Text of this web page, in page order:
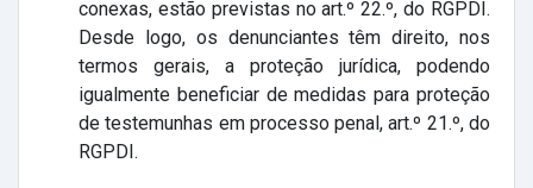
conexas, estão previstas no art.º 22.º, do RGPDI.
Desde logo, os denunciantes têm direito, nos
termos gerais, a proteção jurídica, podendo
igualmente beneficiar de medidas para proteção
de testemunhas em processo penal, art.º 21.º, do
RGPDI.